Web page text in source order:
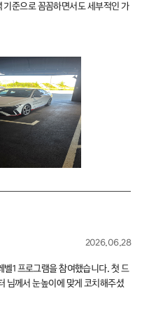
세부적인 가
전 가이드는 이렇게 줘야 하는구나
기회까지 너무너무 감사합니다. 담
볼게요!!
2026.06.28
벨1 프로그램을 참여했습니다. 첫 드
님께서 눈높이에 맞게 코치해주셨
킷주행도 처음 했었는데 안전하게